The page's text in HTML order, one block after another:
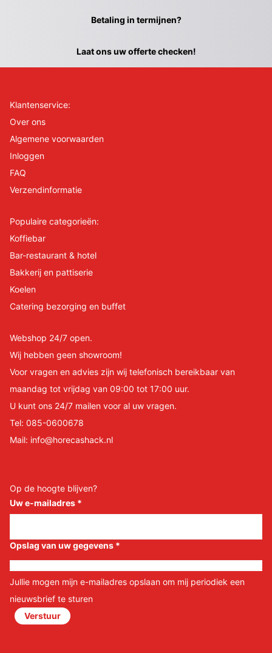
Betaling in termijnen?
Laat ons uw offerte checken!
Klantenservice:
Over ons
Algemene voorwaarden
Inloggen
FAQ
Verzendinformatie
Populaire categorieën:
Koffiebar
Bar-restaurant & hotel
Bakkerij en pattiserie
Koelen
Catering bezorging en buffet
Webshop 24/7 open.
Wij hebben geen showroom!
Voor vragen en advies zijn wij telefonisch bereikbaar van
maandag tot vrijdag van 09:00 tot 17:00 uur.
U kunt ons 24/7 mailen voor al uw vragen.
Tel: 085-0600678
Mail: info@horecashack.nl
Op de hoogte blijven?
Uw e-mailadres *
Opslag van uw gegevens *
Jullie mogen mijn e-mailadres opslaan om mij periodiek een
nieuwsbrief te sturen
Verstuur